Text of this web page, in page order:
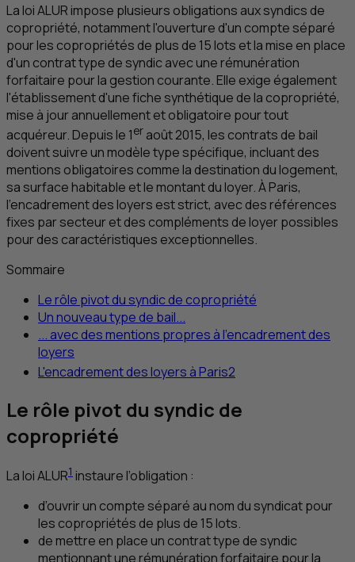
La loi ALUR impose plusieurs obligations aux syndics de
copropriété, notamment l'ouverture d'un compte séparé
pour les copropriétés de plus de 15 lots et la mise en place
d'un contrat type de syndic avec une rémunération
forfaitaire pour la gestion courante. Elle exige également
l'établissement d'une fiche synthétique de la copropriété,
mise à jour annuellement et obligatoire pour tout
acquéreur. Depuis le 1er août 2015, les contrats de bail
doivent suivre un modèle type spécifique, incluant des
mentions obligatoires comme la destination du logement,
sa surface habitable et le montant du loyer. À Paris,
l'encadrement des loyers est strict, avec des références
fixes par secteur et des compléments de loyer possibles
pour des caractéristiques exceptionnelles.
Sommaire
Le rôle pivot du syndic de copropriété
Un nouveau type de bail...
... avec des mentions propres à l’encadrement des
loyers
L'encadrement des loyers à Paris2
Le rôle pivot du syndic de
copropriété
La loi ALUR1 instaure l’obligation :
d’ouvrir un compte séparé au nom du syndicat pour
les copropriétés de plus de 15 lots.
de mettre en place un contrat type de syndic
mentionnant une rémunération forfaitaire pour la